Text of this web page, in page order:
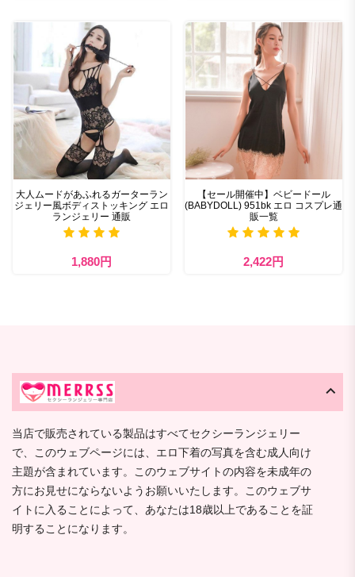
大人ムードがあふれるガーターラン
ジェリー風ボディストッキング エロ
ランジェリー 通販
1,880円
【セール開催中】ベビードール
(BABYDOLL) 951bk エロ コスプレ通
販一覧
2,422円
当店で販売されている製品はすべてセクシーランジェリー
で、このウェブページには、エロ下着の写真を含む成人向け
主題が含まれています。このウェブサイトの内容を未成年の
方にお見せにならないようお願いいたします。このウェブサ
イトに入ることによって、あなたは18歳以上であることを証
明することになります。